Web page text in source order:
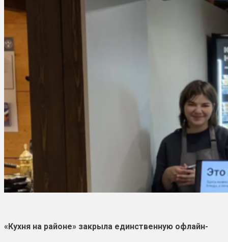
«Кухня на районе» закрыла единственную офлайн-